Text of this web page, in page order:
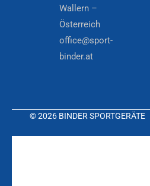
Wallern –
Österreich
office@sport-
binder.at
© 2026 BINDER SPORTGERÄTE